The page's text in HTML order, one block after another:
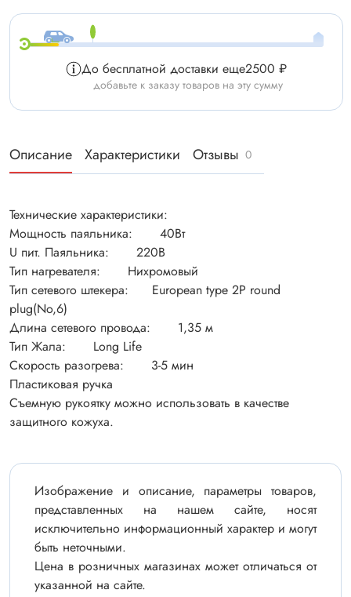
До бесплатной доставки еще2500 ₽
добавьте к заказу товаров на эту сумму
Описание Характеристики Отзывы 0
Технические характеристики:
Мощность паяльника: 40Вт
U пит. Паяльника: 220В
Тип нагревателя: Нихромовый
Тип сетевого штекера: European type 2P round
plug(No,6)
Длина сетевого провода: 1,35 м
Тип Жала: Long Life
Скорость разогрева: 3-5 мин
Пластиковая ручка
Съемную рукоятку можно использовать в качестве
защитного кожуха.
Изображение и описание, параметры товаров,
представленных на нашем сайте, носят
исключительно информационный характер и могут
быть неточными.
Цена в розничных магазинах может отличаться от
указанной на сайте.